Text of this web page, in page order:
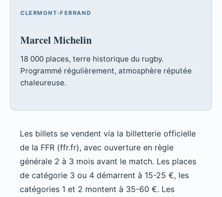
CLERMONT-FERRAND
Marcel Michelin
18 000 places, terre historique du rugby.
Programmé régulièrement, atmosphère réputée
chaleureuse.
Les billets se vendent via la billetterie officielle
de la FFR (ffr.fr), avec ouverture en règle
générale 2 à 3 mois avant le match. Les places
de catégorie 3 ou 4 démarrent à 15-25 €, les
catégories 1 et 2 montent à 35-60 €. Les